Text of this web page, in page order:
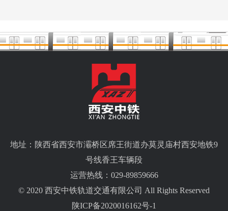
地址：陕西省西安市灞桥区席王街道办莫灵庙村西安地铁9
号线香王车辆段
运营热线：029-89859666
陕ICP备2020016162号-1
© 2020 西安中铁轨道交通有限公司 All Rights Reserved